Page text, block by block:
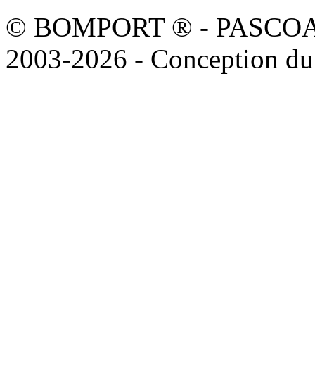
© BOMPORT ® -
2003-2026 - Conception